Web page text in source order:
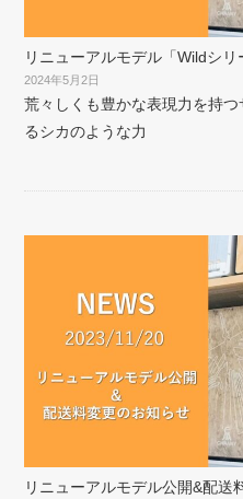
リニューアルモデル「Wildシリ
2024年5月2日
荒々しくも豊かな表現力を持
るシカのような力
リニューアルモデル公開&配送